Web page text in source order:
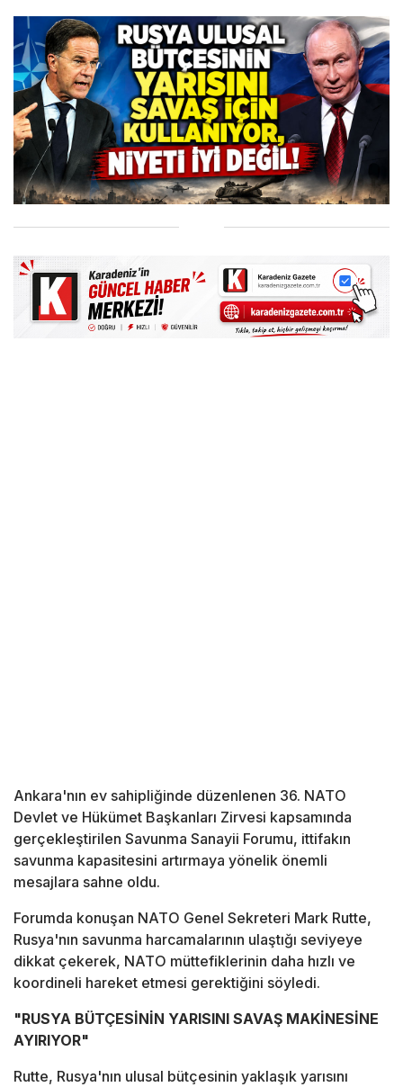
Ankara'nın ev sahipliğinde düzenlenen 36. NATO
Devlet ve Hükümet Başkanları Zirvesi kapsamında
gerçekleştirilen Savunma Sanayii Forumu, ittifakın
savunma kapasitesini artırmaya yönelik önemli
mesajlara sahne oldu.
Forumda konuşan NATO Genel Sekreteri Mark Rutte,
Rusya'nın savunma harcamalarının ulaştığı seviyeye
dikkat çekerek, NATO müttefiklerinin daha hızlı ve
koordineli hareket etmesi gerektiğini söyledi.
"RUSYA BÜTÇESİNİN YARISINI SAVAŞ MAKİNESİNE
AYIRIYOR"
Rutte, Rusya'nın ulusal bütçesinin yaklaşık yarısını